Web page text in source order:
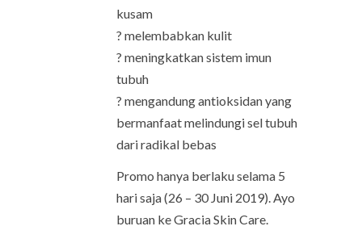
kusam
? melembabkan kulit
? meningkatkan sistem imun
tubuh
? mengandung antioksidan yang
bermanfaat melindungi sel tubuh
dari radikal bebas
Promo hanya berlaku selama 5
hari saja (26 – 30 Juni 2019). Ayo
buruan ke Gracia Skin Care.